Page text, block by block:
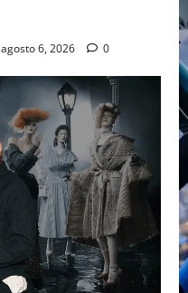
agosto 6, 2026 0